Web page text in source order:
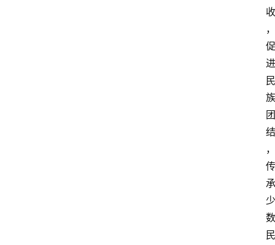
收
，
促
进
民
族
团
结
，
传
承
少
数
民